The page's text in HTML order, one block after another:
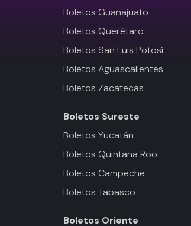
Boletos Guanajuato
Boletos Querétaro
Boletos San Luis Potosí
Boletos Aguascalientes
Boletos Zacatecas
Boletos Sureste
Boletos Yucatán
Boletos Quintana Roo
Boletos Campeche
Boletos Tabasco
Boletos Oriente